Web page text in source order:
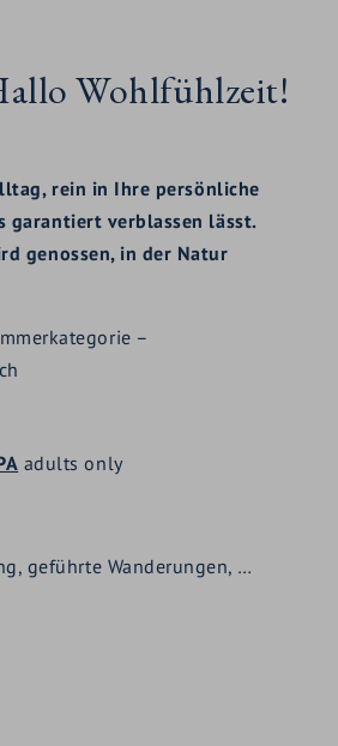
Wohlfühlzeit!
rein in Ihre persönliche
garantiert verblassen lässt.
genossen, in der Natur
–
adults only
geführte Wanderungen, …